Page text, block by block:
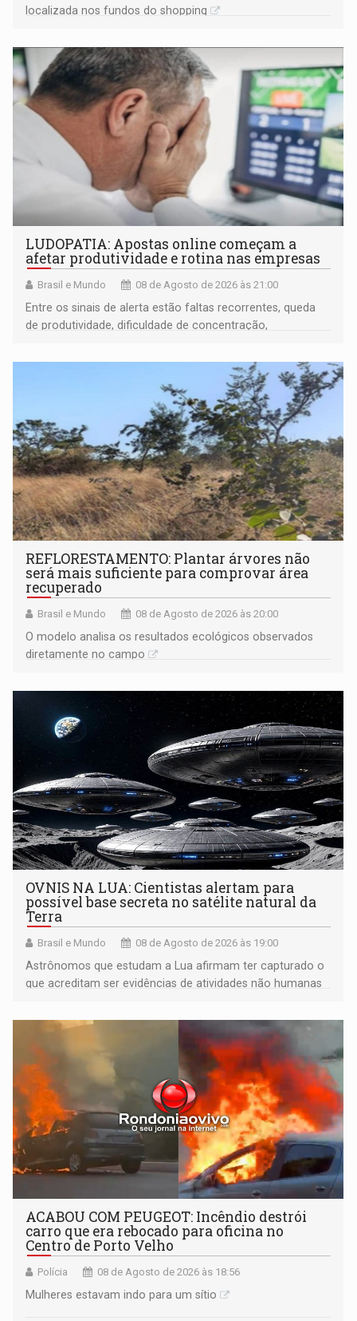
localizada nos fundos do shopping
LUDOPATIA: Apostas online começam a
afetar produtividade e rotina nas empresas
Brasil e Mundo 08 de Agosto de 2026 às 21:00
Entre os sinais de alerta estão faltas recorrentes, queda
de produtividade, dificuldade de concentração,
REFLORESTAMENTO: Plantar árvores não
será mais suficiente para comprovar área
recuperado
Brasil e Mundo 08 de Agosto de 2026 às 20:00
O modelo analisa os resultados ecológicos observados
diretamente no campo
OVNIS NA LUA: Cientistas alertam para
possível base secreta no satélite natural da
Terra
Brasil e Mundo 08 de Agosto de 2026 às 19:00
Astrônomos que estudam a Lua afirmam ter capturado o
que acreditam ser evidências de atividades não humanas
órbita
ACABOU COM PEUGEOT: Incêndio destrói
carro que era rebocado para oficina no
Centro de Porto Velho
Polícia 08 de Agosto de 2026 às 18:56
Mulheres estavam indo para um sítio